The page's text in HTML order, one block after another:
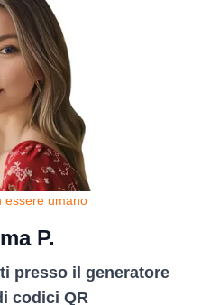
essere umano
P.
presso il generatore
codici QR